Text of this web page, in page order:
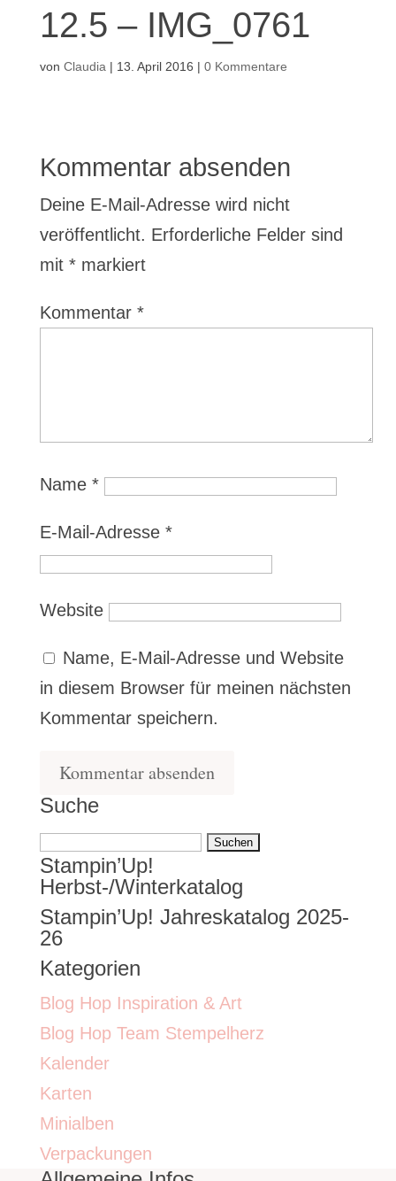
12.5 – IMG_0761
von Claudia | 13. April 2016 | 0 Kommentare
Kommentar absenden
Deine E-Mail-Adresse wird nicht
veröffentlicht. Erforderliche Felder sind
mit *markiert
Kommentar *
Name *
E-Mail-Adresse *
Website
Name, E-Mail-Adresse und Website
in diesem Browser für meinen nächsten
Kommentar speichern.
Suche
Suchen
nach:
Stampin’Up!
Herbst-/Winterkatalog
Stampin’Up! Jahreskatalog 2025-
26
Kategorien
Blog Hop Inspiration & Art
Blog Hop Team Stempelherz
Kalender
Karten
Minialben
Verpackungen